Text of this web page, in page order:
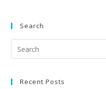
Search
Recent Posts